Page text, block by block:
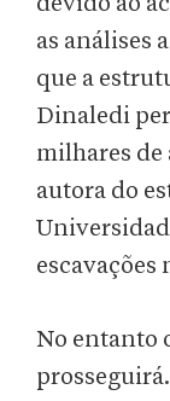
as análises
que a
Dinaledi
milhares de
autora do
escavações
No entanto